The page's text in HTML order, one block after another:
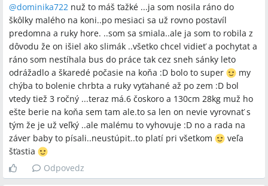
@dominika722 nuž to máš ťažké ...ja som nosila ráno do
škôlky malého na koni..po mesiaci sa už rovno postavíl
predomna a ruky hore. ..som sa smiala..ale ja som to robila z
dôvodu že on išiel ako slimák ..všetko chcel vidieť a pochytat a
ráno som nestíhala bus do práce tak cez sneh sánky leto
odrážadlo a škaredé počasie na koňa :D bolo to super
my
chýba to bolenie chrbta a ruky vyťahané až po zem :D bol
vtedy tiež 3 ročný ...teraz má.6 čoskoro a 130cm 28kg muž ho
ešte berie na koňa sem tam ale.to sa len on nevie vyrovnať s
tým že je už veľký ..ale malému to vyhovuje :D no a rada na
záver baby to písali..neustúpit..to platí pri všetkom
veľa
šťastia
Odpovedz